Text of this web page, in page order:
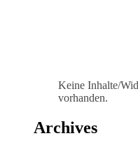
Keine Inhalte/
vorhanden.
Archives